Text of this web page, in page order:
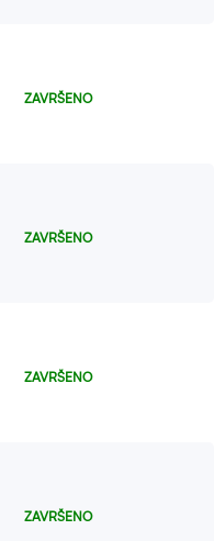
ZAVRŠENO
ZAVRŠENO
ZAVRŠENO
ZAVRŠENO